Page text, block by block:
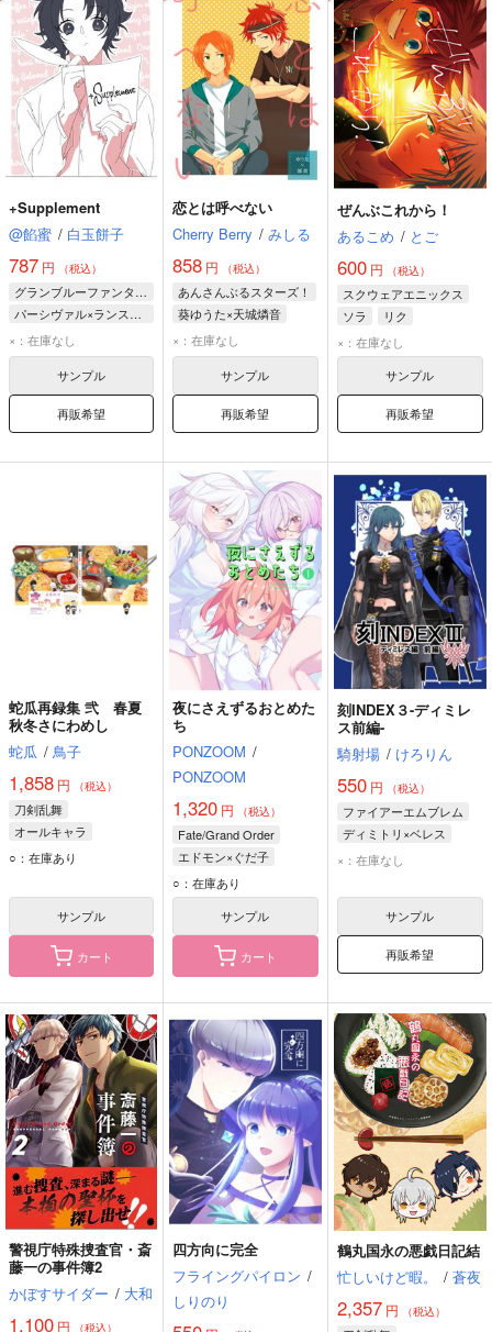
+Supplement
@餡蜜 / 白玉餅子
787 円 （税込）
グランブルーファンタジー
パーシヴァル×ランスロット
パーシヴァル
ランスロット
×：在庫なし
サンプル
再販希望
恋とは呼べない
Cherry Berry / みしる
858 円 （税込）
あんさんぶるスターズ！
葵ゆうた×天城燐音
葵ゆうた
×：在庫なし
サンプル
再販希望
ぜんぶこれから！
あるこめ / とご
600円 （税込）
スクウェアエニックス
ソラ
リク
×：在庫なし
サンプル
再販希望
蛇瓜再録集 弐 春夏
秋冬さにわめし
蛇瓜 / 鳥子
1,858 円 （税込）
刀剣乱舞
オールキャラ
男審神者
○：在庫あり
サンプル
カート
夜にさえずるおとめた
ち
PONZOOM /
PONZOOM
1,320 円 （税込）
Fate/Grand Order
エドモン×ぐだ子
ぐだ子
ジャンヌ・ダルク〔オルタ〕
マシュ・キリエライト
○：在庫あり
サンプル
カート
刻INDEX３-ディミレ
ス前編-
騎射場 / けろりん
550円 （税込）
ファイアーエムブレム
ディミトリ×ベレス
ディミトリ
×：在庫なし
サンプル
再販希望
警視庁特殊捜査官・斎
藤一の事件簿2
かぼすサイダー / 大和
1,100 円 （税込）
四方向に完全
フライングパイロン /
しりのり
鶴丸国永の悪戯日記結
忙しいけど暇。
/ 蒼夜
2,357円 （税込）